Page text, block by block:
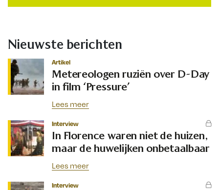
Nieuwste berichten
Artikel
Metereologen ruziën over D-Day
in film ‘Pressure’
Lees meer
Interview
In Florence waren niet de huizen,
maar de huwelijken onbetaalbaar
Lees meer
Interview